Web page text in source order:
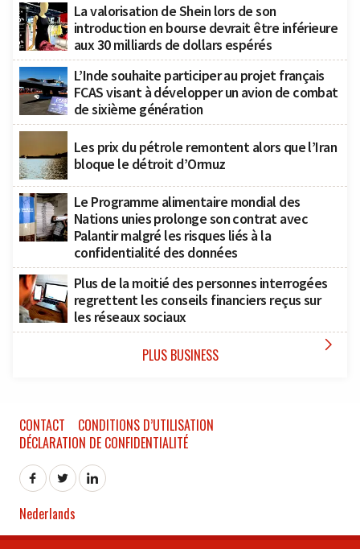
La valorisation de Shein lors de son
introduction en bourse devrait être inférieure
aux 30 milliards de dollars espérés
L’Inde souhaite participer au projet français
FCAS visant à développer un avion de combat
de sixième génération
Les prix du pétrole remontent alors que l’Iran
bloque le détroit d’Ormuz
Le Programme alimentaire mondial des
Nations unies prolonge son contrat avec
Palantir malgré les risques liés à la
confidentialité des données
Plus de la moitié des personnes interrogées
regrettent les conseils financiers reçus sur
les réseaux sociaux
PLUS BUSINESS 
CONTACT
CONDITIONS D’UTILISATION
DÉCLARATION DE CONFIDENTIALITÉ
Nederlands